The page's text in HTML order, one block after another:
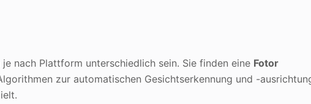
nach Plattform unterschiedlich sein. Sie finden eine Fotor
zur automatischen Gesichtserkennung und -